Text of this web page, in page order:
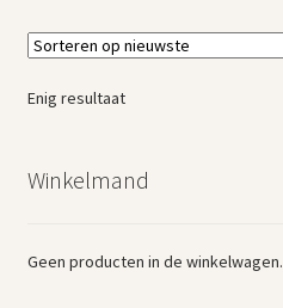
Enig resultaat
Winkelmand
Geen producten in de winkelwagen.